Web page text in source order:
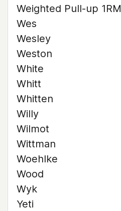
Weighted Pull-up 1RM
Wes
Wesley
Weston
White
Whitt
Whitten
Willy
Wilmot
Wittman
Woehlke
Wood
Wyk
Yeti